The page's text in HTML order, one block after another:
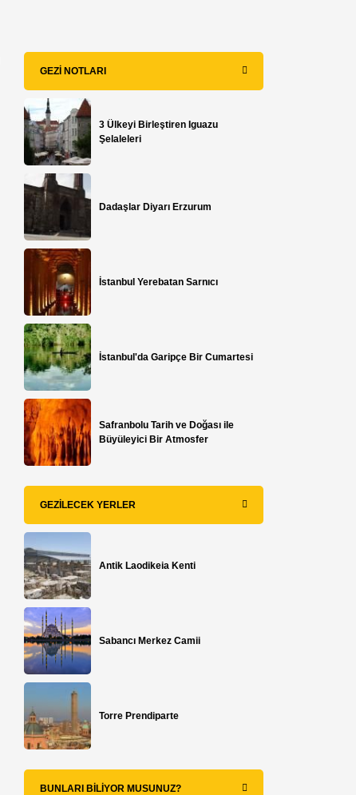
GEZI NOTLARI
3 Ülkeyi Birleştiren Iguazu
Şelaleleri
Dadaşlar Diyarı Erzurum
İstanbul Yerebatan Sarnıcı
İstanbul'da Garipçe Bir Cumartesi
Safranbolu Tarih ve Doğası ile
Büyüleyici Bir Atmosfer
GEZILECEK YERLER
Antik Laodikeia Kenti
Sabancı Merkez Camii
Torre Prendiparte
BUNLARI BILIYOR MUSUNUZ?